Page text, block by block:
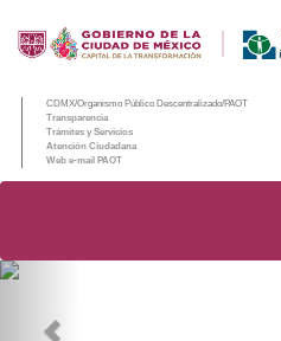
CDMX/Organismo Público Descentralizado/PAOT
Transparencia
Trámites y Servicios
Atención Ciudadana
Web e-mail PAOT